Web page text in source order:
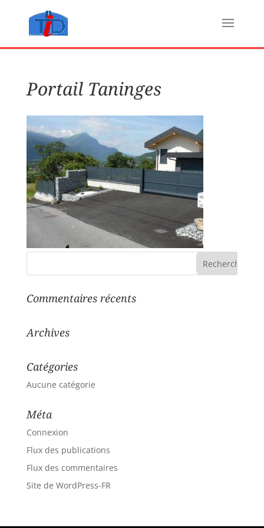
Portail Taninges
Commentaires récents
Archives
Catégories
Aucune catégorie
Méta
Connexion
Flux des publications
Flux des commentaires
Site de WordPress-FR